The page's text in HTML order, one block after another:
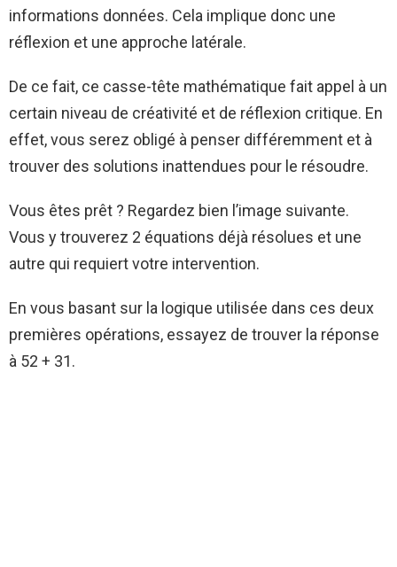
informations données. Cela implique donc une
réflexion et une approche latérale.
De ce fait, ce casse-tête mathématique fait appel à un
certain niveau de créativité et de réflexion critique. En
effet, vous serez obligé à penser différemment et à
trouver des solutions inattendues pour le résoudre.
Vous êtes prêt ? Regardez bien l’image suivante.
Vous y trouverez 2 équations déjà résolues et une
autre qui requiert votre intervention.
En vous basant sur la logique utilisée dans ces deux
premières opérations, essayez de trouver la réponse
à 52 + 31.